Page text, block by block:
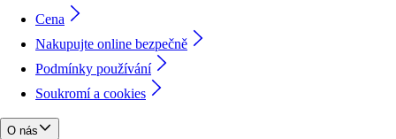
Cena
Nakupujte online bezpečně
Podmínky používání
Soukromí a cookies
O nás